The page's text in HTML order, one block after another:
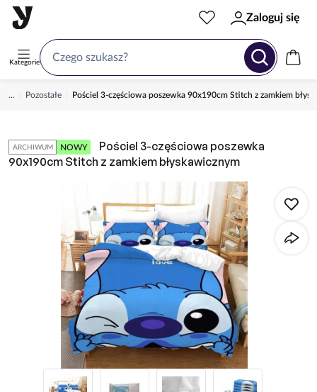
Kategorie
Zaloguj się
... Pozostałe Pościel 3-częściowa poszewka 90x190cm Stitch z zamkiem
ARCHIWUM NOWY
Pościel 3-częściowa poszewka
90x190cm Stitch z zamkiem błyskawicznym